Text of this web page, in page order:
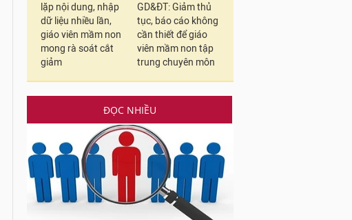
lặp nội dung, nhập
dữ liệu nhiều lần,
giáo viên mầm non
mong rà soát cắt
giảm
GD&ĐT: Giảm thủ
tục, báo cáo không
cần thiết để giáo
viên mầm non tập
trung chuyên môn
ĐỌC NHIỀU